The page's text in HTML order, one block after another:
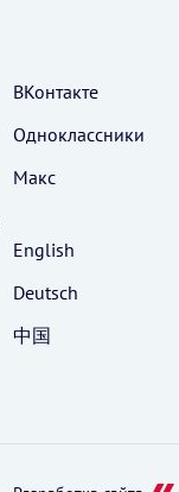
ВКонтакте
Одноклассники
Макс
English
Deutsch
中国